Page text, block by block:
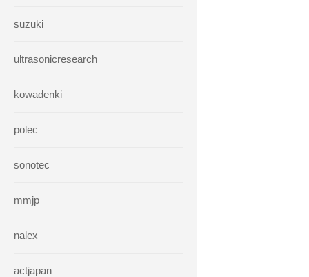
suzuki
ultrasonicresearch
kowadenki
polec
sonotec
mmjp
nalex
actjapan